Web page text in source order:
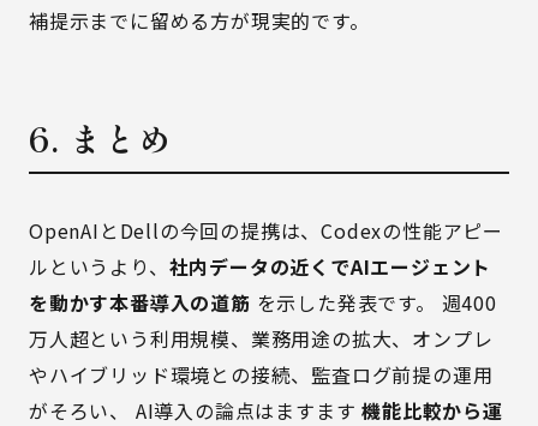
補提示までに留める方が現実的です。
6. まとめ
OpenAIとDellの今回の提携は、Codexの性能アピー
ルというより、 社内データの近くでAIエージェント
を動かす本番導入の道筋 を示した発表です。 週400
万人超という利用規模、業務用途の拡大、オンプレ
やハイブリッド環境との接続、監査ログ前提の運用
がそろい、 AI導入の論点はますます機能比較から運